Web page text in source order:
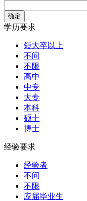
学历要求
短大卒以上
不问
不限
高中
中专
大专
本科
硕士
博士
经验要求
经验者
不问
不限
应届毕业生